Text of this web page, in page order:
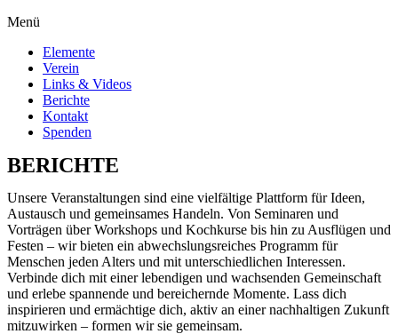
Menü
Elemente
Verein
Links & Videos
Berichte
Kontakt
Spenden
BERICHTE
Unsere Veranstaltungen sind eine vielfältige Plattform für Ideen,
Austausch und gemeinsames Handeln. Von Seminaren und
Vorträgen über Workshops und Kochkurse bis hin zu Ausflügen und
Festen – wir bieten ein abwechslungsreiches Programm für
Menschen jeden Alters und mit unterschiedlichen Interessen.
Verbinde dich mit einer lebendigen und wachsenden Gemeinschaft
und erlebe spannende und bereichernde Momente. Lass dich
inspirieren und ermächtige dich, aktiv an einer nachhaltigen Zukunft
mitzuwirken – formen wir sie gemeinsam.